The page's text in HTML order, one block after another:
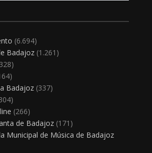
(6.694)
Badajoz(1.261)
Badajoz(337)
(266)
de Badajoz(171)
Municipal de Música de Badajoz